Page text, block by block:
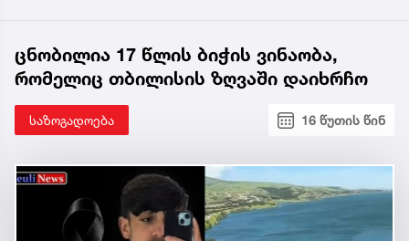
ცნობილია 17 წლის ბიჭის ვინაობა,
რომელიც თბილისის ზღვაში დაიხრჩო
საზოგადოება 16 წუთის წინ